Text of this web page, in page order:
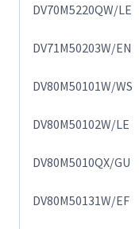
DV70M5220QW/LE
DV71M50203W/EN
DV80M50101W/WS
DV80M50102W/LE
DV80M5010QX/GU
DV80M50131W/EF